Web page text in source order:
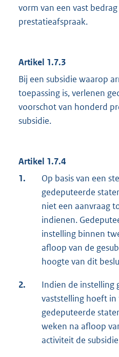
vorm van een vast
prestatieafspraak.
Artikel 1.7.3
Bij een subsidie waarop
toepassing is, verlenen
voorschot van honderd
subsidie.
Artikel 1.7.4
1.
Op basis van een
gedeputeerde
niet een aanvraag
indienen.
instelling binnen
afloop van de
hoogte van dit
2.
Indien de instelling
vaststelling hoeft in
gedeputeerde
weken na afloop
activiteit de